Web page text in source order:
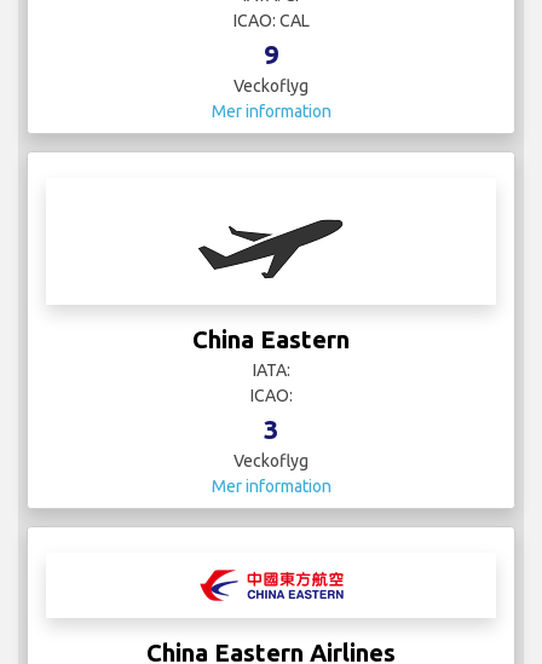
ICAO: CAL
9
Veckoflyg
Mer information
China Eastern
IATA:
ICAO:
3
Veckoflyg
Mer information
China Eastern Airlines